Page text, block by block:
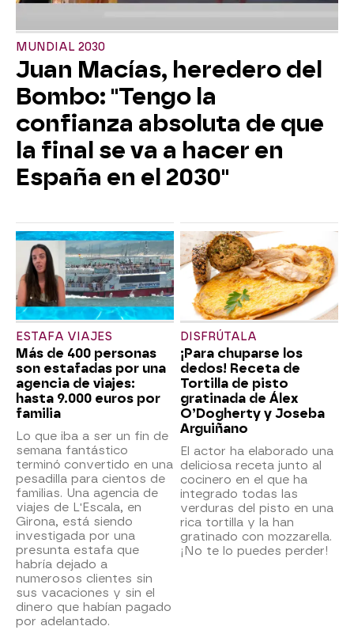
MUNDIAL 2030
Juan Macías, heredero del
Bombo: "Tengo la
confianza absoluta de que
la final se va a hacer en
España en el 2030"
ESTAFA VIAJES
Más de 400 personas
son estafadas por una
agencia de viajes:
hasta 9.000 euros por
familia
Lo que iba a ser un fin de
semana fantástico
terminó convertido en una
pesadilla para cientos de
familias. Una agencia de
viajes de L'Escala, en
Girona, está siendo
investigada por una
presunta estafa que
habría dejado a
numerosos clientes sin
sus vacaciones y sin el
dinero que habían pagado
por adelantado.
DISFRÚTALA
¡Para chuparse los
dedos! Receta de
Tortilla de pisto
gratinada de Álex
O’Dogherty y Joseba
Arguiñano
El actor ha elaborado una
deliciosa receta junto al
cocinero en el que ha
integrado todas las
verduras del pisto en una
rica tortilla y la han
gratinado con mozzarella.
¡No te lo puedes perder!